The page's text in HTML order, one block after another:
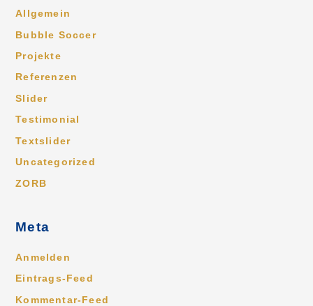
Allgemein
Bubble Soccer
Projekte
Referenzen
Slider
Testimonial
Textslider
Uncategorized
ZORB
Meta
Anmelden
Eintrags-Feed
Kommentar-Feed